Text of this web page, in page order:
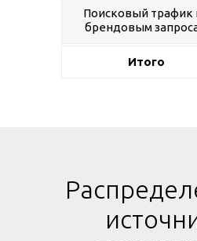
Поисковый трафик
брендовым
Итого